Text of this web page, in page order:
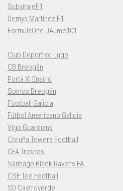
SubvirajeF1
Demys Martínez F1
FormulaOne-JAume101
Club Deportivo Lugo
CB Breogán
Porta XI Ensino
Somos Breogán
Football Galicia
Fútbol Americano Galicia
Vigo Guardians
Coruña Towers Football
CFA Trasnos
Santiago Black Ravens FA
CSF Teo Football
SD Castroverde